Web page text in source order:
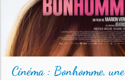
Cinéma : Bonhomme, une